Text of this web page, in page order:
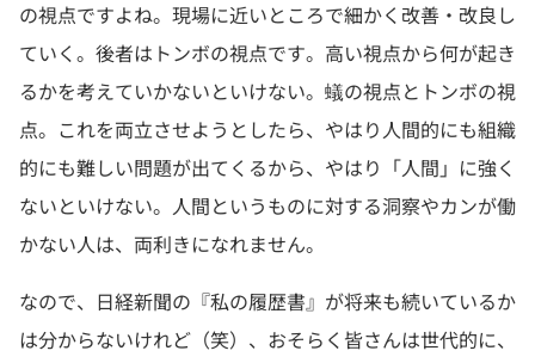
の視点ですよね。現場に近いところで細かく改善・改良し
ていく。後者はトンボの視点です。高い視点から何が起き
るかを考えていかないといけない。蟻の視点とトンボの視
点。これを両立させようとしたら、やはり人間的にも組織
的にも難しい問題が出てくるから、やはり「人間」に強く
ないといけない。人間というものに対する洞察やカンが働
かない人は、両利きになれません。
なので、日経新聞の『私の履歴書』が将来も続いているか
は分からないけれど（笑）、おそらく皆さんは世代的に、